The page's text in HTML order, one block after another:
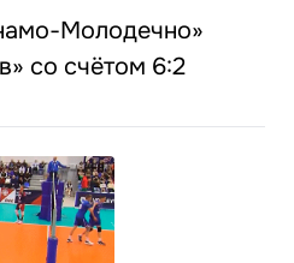
Молодечно»
со счётом 6:2